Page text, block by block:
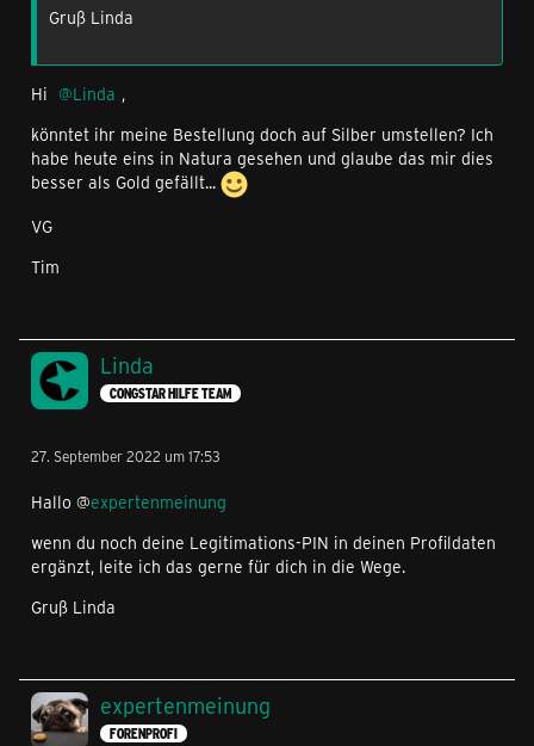
Gruß Linda
Hi Linda ,
könntet ihr meine Bestellung doch auf Silber umstellen? Ich
habe heute eins in Natura gesehen und glaube das mir dies
besser als Gold gefällt...
VG
Tim
Linda
CONGSTAR HILFE TEAM
27. September 2022 um 17:53
Hallo @expertenmeinung
wenn du noch deine Legitimations-PIN in deinen Profildaten
ergänzt, leite ich das gerne für dich in die Wege.
Gruß Linda
expertenmeinung
FORENPROFI